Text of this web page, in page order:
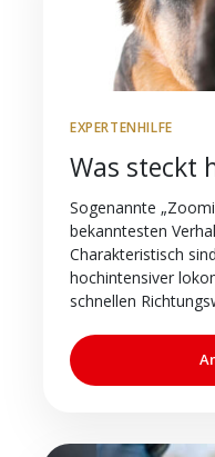
EXPERTENHILFE
Was steckt
Sogenannte
bekanntesten
Charakteristisch
hochintensiver
schnellen